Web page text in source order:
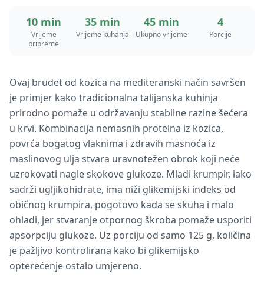
10 min
Vrijeme
pripreme
35 min
Vrijeme kuhanja
45 min
Ukupno vrijeme
4
Porcije
Ovaj brudet od kozica na mediteranski način savršen
je primjer kako tradicionalna talijanska kuhinja
prirodno pomaže u održavanju stabilne razine šećera
u krvi. Kombinacija nemasnih proteina iz kozica,
povrća bogatog vlaknima i zdravih masnoća iz
maslinovog ulja stvara uravnotežen obrok koji neće
uzrokovati nagle skokove glukoze. Mladi krumpir, iako
sadrži ugljikohidrate, ima niži glikemijski indeks od
običnog krumpira, pogotovo kada se skuha i malo
ohladi, jer stvaranje otpornog škroba pomaže usporiti
apsorpciju glukoze. Uz porciju od samo 125 g, količina
je pažljivo kontrolirana kako bi glikemijsko
opterećenje ostalo umjereno.